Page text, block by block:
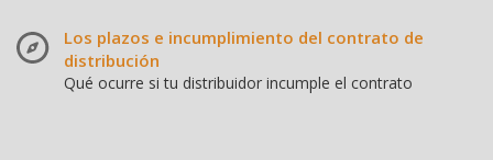
Los plazos e incumplimiento del contrato de
distribución
Qué ocurre si tu distribuidor incumple el contrato